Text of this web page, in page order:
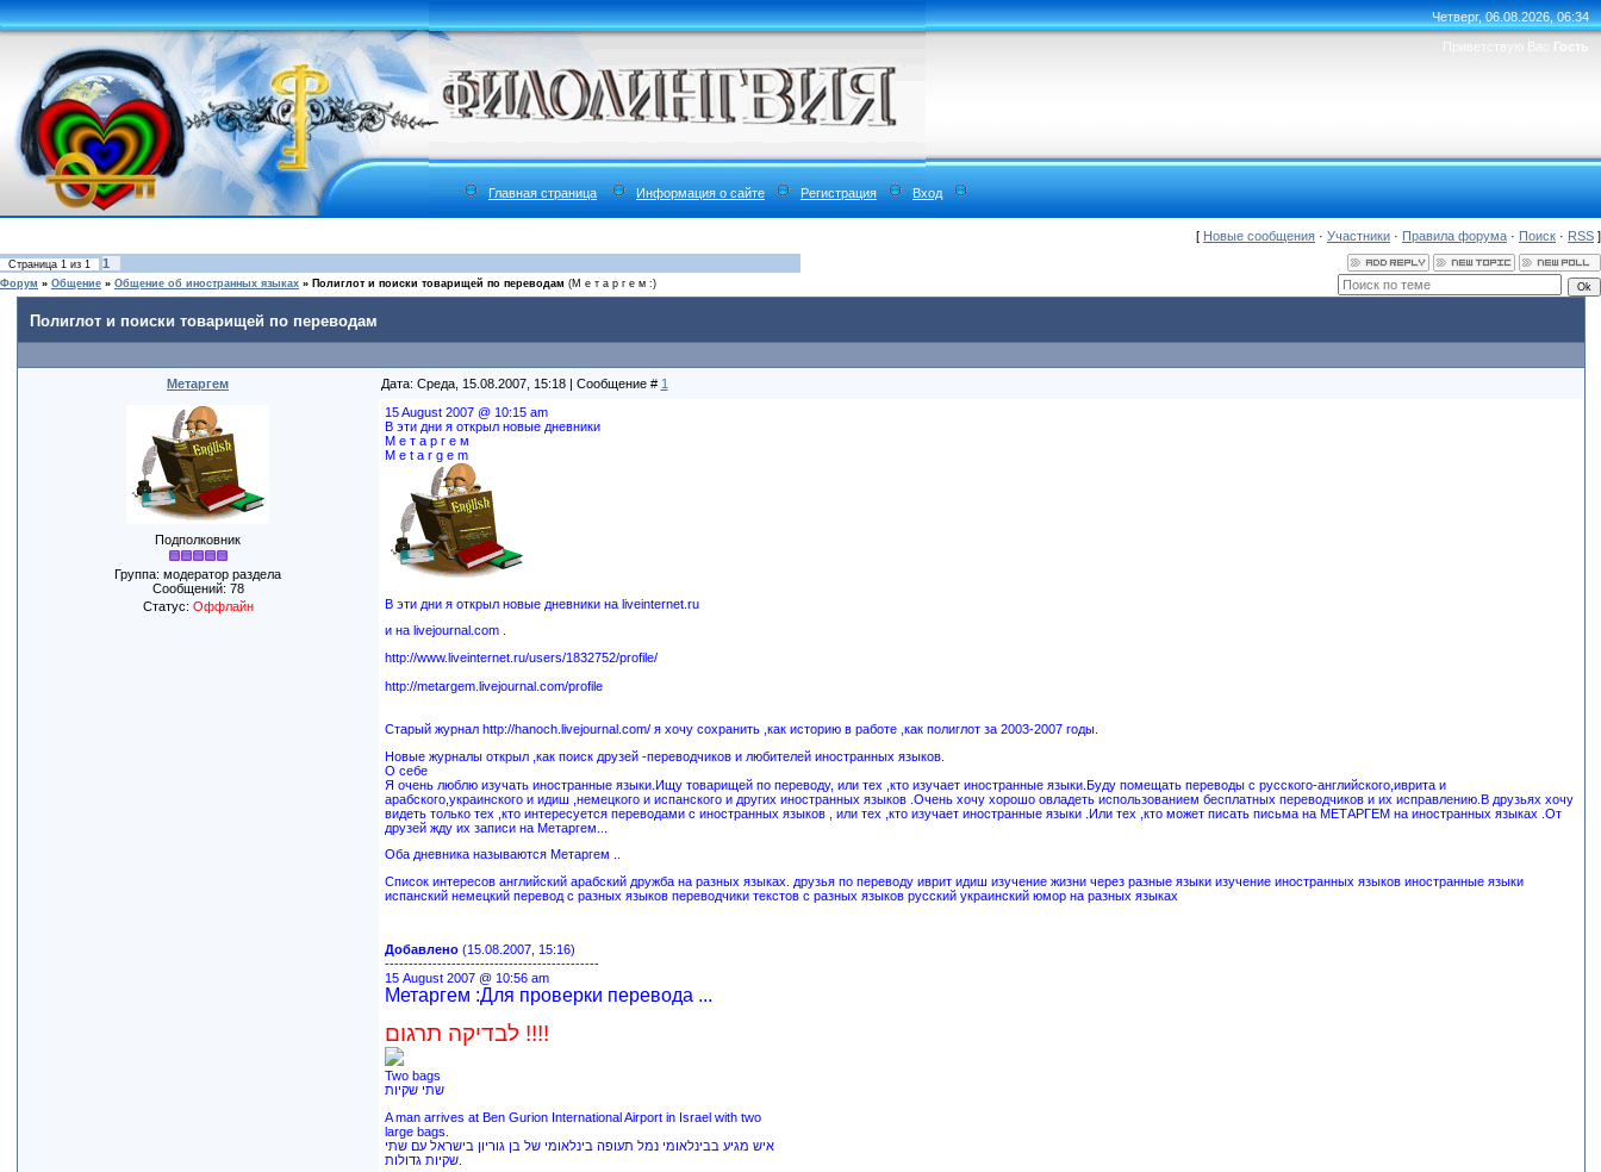
Четверг, 06.08.2026, 06:34
Приветствую Вас Гость
Главная страница Информация о сайте Регистрация Вход
[ Новые сообщения · Участники · Правила форума · Поиск · RSS ]
Страница 1 из 1 1
Форум » Общение » Общение об иностранных языках » Полиглот и поиски товарищей по переводам (М е т а р г е м :)
Полиглот и поиски товарищей по переводам
Метаргем Дата: Среда, 15.08.2007, 15:18 | Сообщение # 1
Подполковник
Группа: модератор раздела
Сообщений: 78
Статус: Оффлайн
15 August 2007 @ 10:15 am
В эти дни я открыл новые дневники
М е т а р г е м
M e t a r g e m
В эти дни я открыл новые дневники на liveinternet.ru
и на livejournal.com .
http://www.liveinternet.ru/users/1832752/profile/
http://metargem.livejournal.com/profile
Старый журнал http://hanoch.livejournal.com/ я хочу сохранить ,как историю в работе ,как полиглот за 2003-2007 годы.
Новые журналы открыл ,как поиск друзей -переводчиков и любителей иностранных языков.
О cебе
Я очень люблю изучать иностранные языки.Ищу товарищей по переводу, или тех ,кто изучает иностранные языки.Буду помещать переводы с русского-английского,иврита и
арабского,украинского и идиш ,немецкого и испанского и других иностранных языков .Очень хочу хорошо овладеть использованием бесплатных переводчиков и их исправлению.В друзьях хочу
видеть только тех ,кто интересуется переводами с иностранных языков , или тех ,кто изучает иностранные языки .Или тех ,кто может писать письма на МЕТАРГЕМ на иностранных языках .От
друзей жду их записи на Метаргем...
Оба дневника называются Метаргем ..
Список интересов английский арабский дружба на разных языках. друзья по переводу иврит идиш изучение жизни через разные языки изучение иностранных языков иностранные языки
испанский немецкий перевод с разных языков переводчики текстов с разных языков русский украинский юмор на разных языках
Добавлено(15.08.2007, 15:16)
---------------------------------------------
15 August 2007 @ 10:56 am
Метаргем :Для проверки перевода ...
לבדיקה תרגום !!!!
Two bags
שתי שקיות
A man arrives at Ben Gurion International Airport in Israel with two
large bags.
איש מגיע בבינלאומי נמל תעופה בינלאומי של בן גוריון בישראל עם שתי
שקיות גדולות.